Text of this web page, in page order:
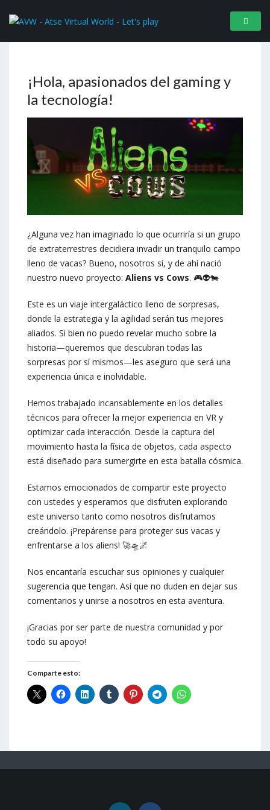
¡Hola, apasionados del gaming y
la tecnología!
¿Alguna vez han imaginado lo que ocurriría si un grupo
de extraterrestres decidiera invadir un tranquilo campo
lleno de vacas? Bueno, nosotros sí, y de ahí nació
nuestro nuevo proyecto: Aliens vs Cows. 🎮👽🐄
Este es un viaje intergaláctico lleno de sorpresas,
donde la estrategia y la agilidad serán tus mejores
aliados. Si bien no puedo revelar mucho sobre la
historia—queremos que descubran todas las
sorpresas por sí mismos—les aseguro que será una
experiencia única e inolvidable.
Hemos trabajado incansablemente en los detalles
técnicos para ofrecer la mejor experiencia en VR y
optimizar cada interacción. Desde la captura del
movimiento hasta la física de objetos, cada aspecto
está diseñado para sumergirte en esta batalla cósmica.
Estamos emocionados de compartir este proyecto
con ustedes y esperamos que disfruten explorando
este universo tanto como nosotros disfrutamos
creándolo. ¡Prepárense para proteger sus vacas y
enfrentarse a los aliens! 🚀🛸🌌
Nos encantaría escuchar sus opiniones y cualquier
sugerencia que tengan. Así que no duden en dejar sus
comentarios y unirse a nosotros en esta aventura.
¡Gracias por ser parte de nuestra comunidad y por
todo su apoyo!
Comparte esto: